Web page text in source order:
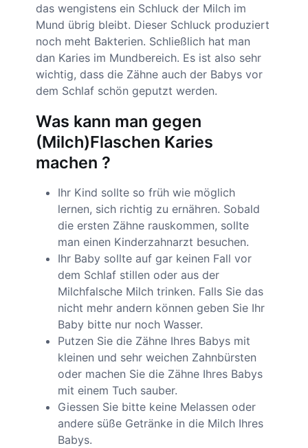
das wengistens ein Schluck der Milch im
Mund übrig bleibt. Dieser Schluck produziert
noch meht Bakterien. Schließlich hat man
dan Karies im Mundbereich. Es ist also sehr
wichtig, dass die Zähne auch der Babys vor
dem Schlaf schön geputzt werden.
Was kann man gegen
(Milch)Flaschen Karies
machen ?
Ihr Kind sollte so früh wie möglich
lernen, sich richtig zu ernähren. Sobald
die ersten Zähne rauskommen, sollte
man einen Kinderzahnarzt besuchen.
Ihr Baby sollte auf gar keinen Fall vor
dem Schlaf stillen oder aus der
Milchfalsche Milch trinken. Falls Sie das
nicht mehr andern können geben Sie Ihr
Baby bitte nur noch Wasser.
Putzen Sie die Zähne Ihres Babys mit
kleinen und sehr weichen Zahnbürsten
oder machen Sie die Zähne Ihres Babys
mit einem Tuch sauber.
Giessen Sie bitte keine Melassen oder
andere süße Getränke in die Milch Ihres
Babys.